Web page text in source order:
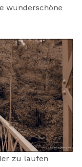
wunderschöne
zu laufen